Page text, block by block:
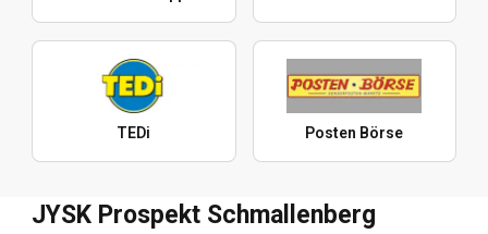
TEDi Posten Börse
JYSK Prospekt Schmallenberg